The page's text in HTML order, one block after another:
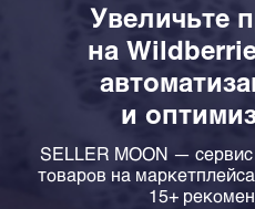
Увеличьте
на
и
SELLER MOON —
товаров на
15+